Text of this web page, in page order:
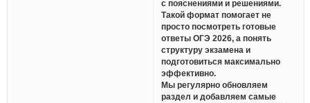
с пояснениями и решениями.
Такой формат помогает не
просто посмотреть готовые
ответы ОГЭ 2026, а понять
структуру экзамена и
подготовиться максимально
эффективно.
Мы регулярно обновляем
раздел и добавляем самые